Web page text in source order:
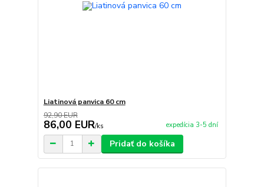
Liatinová panvica 60 cm
92,90 EUR
86,00 EUR/ks expedícia 3-5 dní
Pridať do košíka